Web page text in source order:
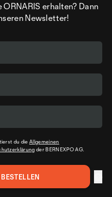
erhalten? Dann
Newsletter!
du dieAllgemeinen
der BERNEXPO AG.